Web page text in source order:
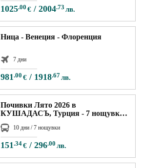
1025.00 €/ 2004.73 лв.
Ница - Венеция - Флоренция
7 дни
981 .00 €/ 1918.67лв.
Почивки Лято 2026 в
КУШАДАСЪ, Турция - 7 нощувки
автобусна програма
10 дни / 7 нощувки
151 .34€/ 296.00 лв.